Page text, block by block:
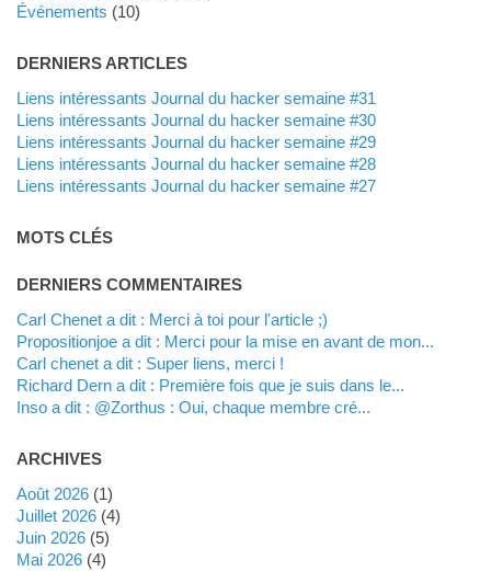
événements (10)
DERNIERS ARTICLES
Liens intéressants Journal du hacker semaine #31
Liens intéressants Journal du hacker semaine #30
Liens intéressants Journal du hacker semaine #29
Liens intéressants Journal du hacker semaine #28
Liens intéressants Journal du hacker semaine #27
MOTS CLÉS
DERNIERS COMMENTAIRES
Carl Chenet a dit : Merci à toi pour l'article ;)
propositionjoe a dit : Merci pour la mise en avant de mon...
Carl chenet a dit : Super liens, merci !
Richard Dern a dit : Première fois que je suis dans le...
inso a dit : @Zorthus : Oui, chaque membre cré...
ARCHIVES
août 2026(1)
juillet 2026(4)
juin 2026(5)
mai 2026(4)